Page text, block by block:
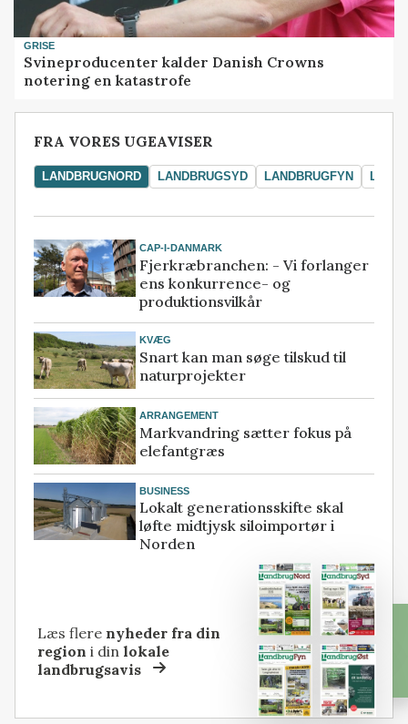
GRISE
Svineproducenter kalder Danish Crowns
notering en katastrofe
FRA VORES UGEAVISER
LANDBRUGNORD LANDBRUGSYD LANDBRUGFYN
CAP-I-DANMARK
Fjerkræbranchen: - Vi forlanger
ens konkurrence- og
produktionsvilkår
KVÆG
Snart kan man søge tilskud til
naturprojekter
ARRANGEMENT
Markvandring sætter fokus på
elefantgræs
BUSINESS
Lokalt generationsskifte skal
løfte midtjysk siloimportør i
Norden
Læs flere nyheder fra din
region i dinlokale
landbrugsavis